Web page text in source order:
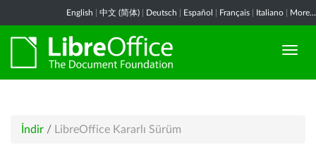
English 中文 (简体) Deutsch Español Français Italiano More...
İndir / LibreOffice Kararlı Sürüm